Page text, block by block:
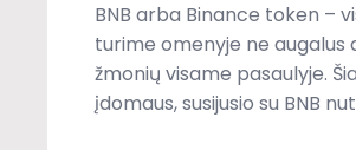
BNB arba Binance token –
turime omenyje ne augalus
žmonių visame pasaulyje.
įdomaus, susijusio su BNB